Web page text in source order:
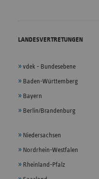
LANDESVERTRETUNGEN
vdek - Bundesebene
Baden-Württemberg
Bayern
Berlin/Brandenburg
Niedersachsen
Nordrhein-Westfalen
Rheinland-Pfalz